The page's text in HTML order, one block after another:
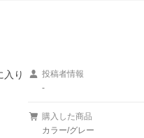
入り
投稿者情報
-
購入した商品
カラー/グレー